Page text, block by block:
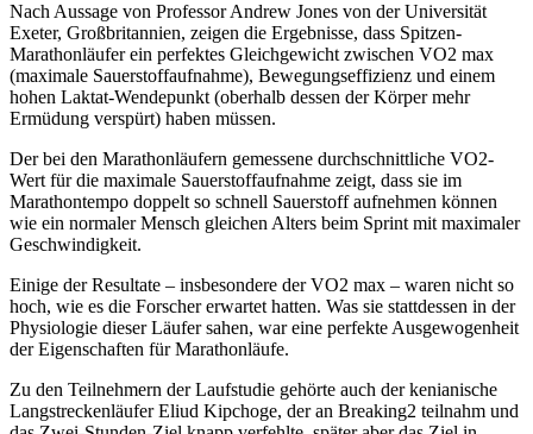
Nach Aussage von Professor Andrew Jones von der Universität
Exeter, Großbritannien, zeigen die Ergebnisse, dass Spitzen-
Marathonläufer ein perfektes Gleichgewicht zwischen VO2 max
(maximale Sauerstoffaufnahme), Bewegungseffizienz und einem
hohen Laktat-Wendepunkt (oberhalb dessen der Körper mehr
Ermüdung verspürt) haben müssen.
Der bei den Marathonläufern gemessene durchschnittliche VO2-
Wert für die maximale Sauerstoffaufnahme zeigt, dass sie im
Marathontempo doppelt so schnell Sauerstoff aufnehmen können
wie ein normaler Mensch gleichen Alters beim Sprint mit maximaler
Geschwindigkeit.
Einige der Resultate – insbesondere der VO2 max – waren nicht so
hoch, wie es die Forscher erwartet hatten. Was sie stattdessen in der
Physiologie dieser Läufer sahen, war eine perfekte Ausgewogenheit
der Eigenschaften für Marathonläufe.
Zu den Teilnehmern der Laufstudie gehörte auch der kenianische
Langstreckenläufer Eliud Kipchoge, der an Breaking2 teilnahm und